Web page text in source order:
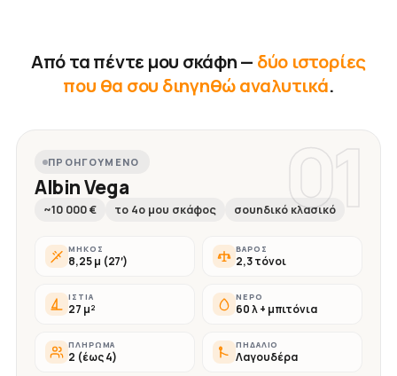
Από τα πέντε μου σκάφη — δύο ιστορίες
που θα σου διηγηθώ αναλυτικά.
01
ΠΡΟΗΓΟΎΜΕΝΟ
Albin Vega
~10 000 € το 4ο μου σκάφος σουηδικό κλασικό
ΜΉΚΟΣ
8,25 μ (27′)
ΒΆΡΟΣ
2,3 τόνοι
ΙΣΤΊΑ
27 μ²
ΝΕΡΌ
60 λ + μπιτόνια
ΠΛΉΡΩΜΑ
2 (έως 4)
ΠΗΔΆΛΙΟ
Λαγουδέρα